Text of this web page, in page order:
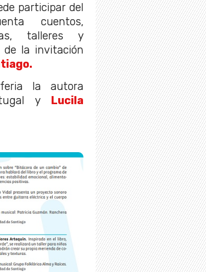
participar del
cuentos,
talleres y
de la invitación
la autora
y Lucila